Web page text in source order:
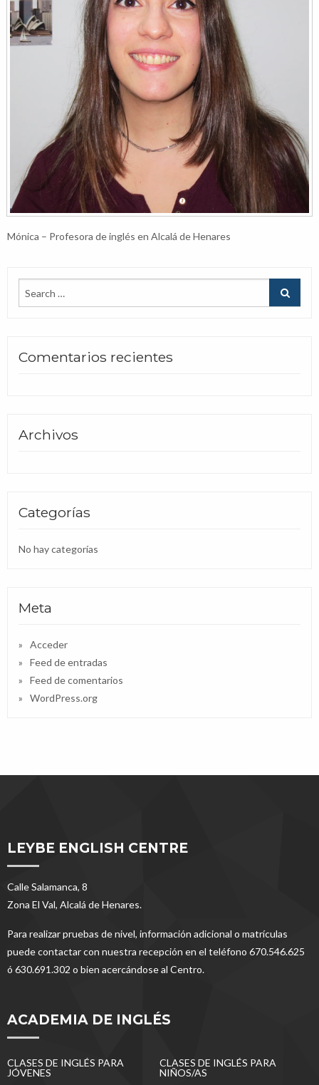
Mónica – Profesora de inglés en Alcalá de Henares
Comentarios recientes
Archivos
Categorías
No hay categorías
Meta
Acceder
Feed de entradas
Feed de comentarios
WordPress.org
LEYBE ENGLISH CENTRE
Calle Salamanca, 8
Zona El Val, Alcalá de Henares.
Para realizar pruebas de nivel, información adicional o matrículas
puede contactar con nuestra recepción en el teléfono 670.546.625
ó 630.691.302 o bien acercándose al Centro.
ACADEMIA DE INGLÉS
CLASES DE INGLÉS PARA
JÓVENES
CLASES DE INGLÉS PARA
NIÑOS/AS